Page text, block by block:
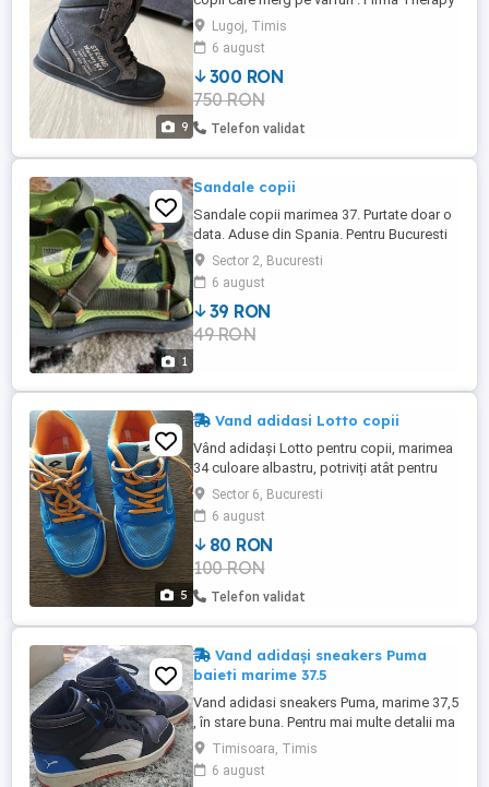
9
Piedro FOOTWEAR .Culoare negru inchis
cu gri , ghetele sunt super profesionale.
La talpa (călcâi ) au întăritoare speciale
care ajuta copilul sa meargă corect ( ii
îndreaptă mersul), chiar și copiilor care
tind să meargă ...
Lugoj, Timis
6 august
300 RON
750 RON
Telefon validat
1
Sandale copii
Sandale copii marimea 37. Purtate doar o
data. Aduse din Spania. Pentru Bucuresti
si Ilfov, ca sa fie vazute. Pret 39 lei Tel.
Sector 2, Bucuresti
6 august
39 RON
49 RON
5
Vand adidasi Lotto copii
Vând adidași Lotto pentru copii, marimea
34 culoare albastru, potriviți atât pentru
băieți, cât și pentru fete. Perfecti pentru
activități sportive sau casual. Purtati f
putin ,se prezinta ca si noi,urme usoare de
uzura Pret 80 roni negociabil
Sector 6, Bucuresti
6 august
80 RON
100 RON
Telefon validat
Vand adidași sneakers Puma
baieti marime 37.5
Vand adidasi sneakers Puma, marime 37,5
, în stare buna. Pentru mai multe detalii ma
puteti contacta telefonic.
Timisoara, Timis
6 august